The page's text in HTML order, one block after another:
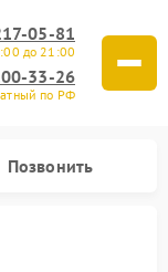
05-81
до 21:00
33-26
по РФ
Позвонить